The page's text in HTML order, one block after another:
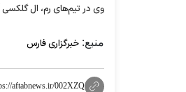
وی در تیم‌های رم، ال گلکسی
منبع: خبرگزاری فارس
aftabnews.ir/002XZQ